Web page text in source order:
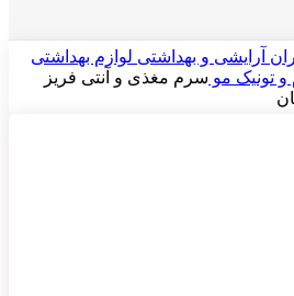
آرایشی و بهداشتی لوازم بهداشتی
تونیک مو سرم مغذی و آنتی فریز